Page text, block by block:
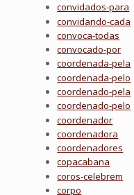
convidados-para
convidando-cada
convoca-todas
convocado-por
coordenada-pela
coordenada-pelo
coordenado-pela
coordenado-pelo
coordenador
coordenadora
coordenadores
copacabana
coros-celebrem
corpo